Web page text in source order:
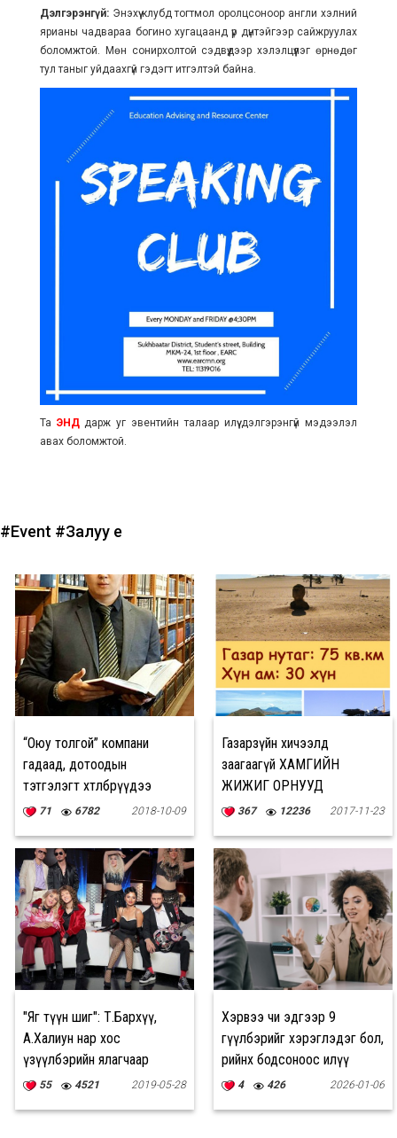
Дэлгэрэнгүй:Энэхүү клубд тогтмол оролцсоноор англи хэлний
ярианы чадвараа богино хугацаанд үр дүнтэйгээр сайжруулах
боломжтой. Мөн сонирхолтой сэдвүүдээр хэлэлцүүлэг өрнөдөг
тул таныг уйдаахгүй гэдэгт итгэлтэй байна.
Та ЭНДдарж уг эвентийн талаар илүү дэлгэрэнгүй мэдээлэл
авах боломжтой.
#Event #Залуу үе
“Оюу толгой” компани
гадаад, дотоодын
тэтгэлэгт хөтөлбөрүүдээ
зарлалаа
71 6782 2018-10-09
Газарзүйн хичээлд
заагаагүй ХАМГИЙН
ЖИЖИГ ОРНУУД
367 12236 2017-11-23
"Яг түүн шиг": Т.Бархүү,
А.Халиун нар хос
үзүүлбэрийн ялагчаар
тодорлоо
55 4521 2019-05-28
Хэрвээ чи эдгээр 9
өгүүлбэрийг хэрэглэдэг бол,
өөрийнхөө бодсоноос илүү
ухаантай байж магадгүй
4 426 2026-01-06